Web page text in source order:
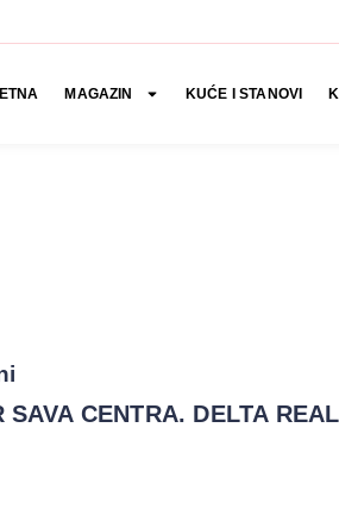
MAGAZIN KUĆE I STANOVI
SAVA CENTRA. DELTA REAL